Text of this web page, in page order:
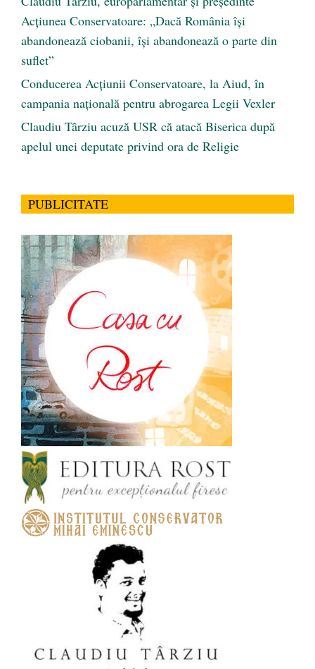
Acțiunea Conservatoare: „Dacă România își
abandonează ciobanii, își abandonează o parte din
suflet”
Conducerea Acțiunii Conservatoare, la Aiud, în
campania națională pentru abrogarea Legii Vexler
Claudiu Târziu acuză USR că atacă Biserica după
apelul unei deputate privind ora de Religie
PUBLICITATE